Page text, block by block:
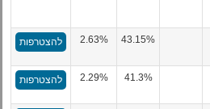
43.15%
2.63% להצטרפות
41.3%
2.29% להצטרפות